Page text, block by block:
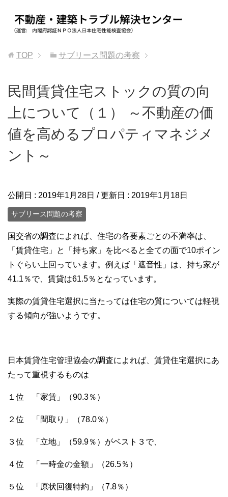
TOP サブリース問題の考察
民間賃貸住宅ストックの質の向
上について（１） ～不動産の価
値を高めるプロパティマネジメ
ント～
公開日 : 2019年1月28日 / 更新日 : 2019年1月18日
サブリース問題の考察
国交省の調査によれば、住宅の各要素ごとの不満率は、
「賃貸住宅」と「持ち家」を比べると全ての面で10ポイン
トぐらい上回っています。例えば「遮音性」は、持ち家が
41.1％で、賃貸は61.5％となっています。
実際の賃貸住宅選択に当たっては住宅の質については軽視
する傾向が強いようです。
日本賃貸住宅管理協会の調査によれば、賃貸住宅選択にあ
たって重視するものは
１位 「家賃」（90.3％）
２位 「間取り」（78.0％）
３位 「立地」（59.9％）がベスト３で、
４位 「一時金の金額」（26.5％）
５位 「原状回復特約」（7.8％）